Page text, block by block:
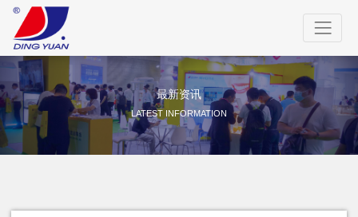
最新资讯
LATEST INFORMATION